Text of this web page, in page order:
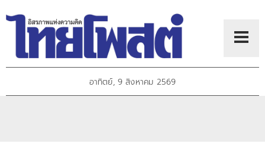
อาทิตย์, 9 สิงหาคม 2569